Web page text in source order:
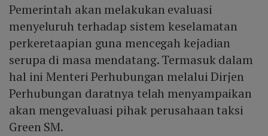
Pemerintah akan melakukan evaluasi
menyeluruh terhadap sistem keselamatan
perkeretaapian guna mencegah kejadian
serupa di masa mendatang. Termasuk dalam
hal ini Menteri Perhubungan melalui Dirjen
Perhubungan daratnya telah menyampaikan
akan mengevaluasi pihak perusahaan taksi
Green SM.